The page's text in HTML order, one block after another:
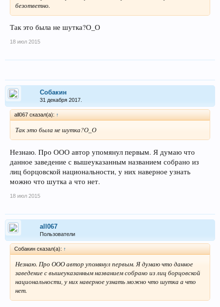
безответно.
Так это была не шутка?О_О
18 июл 2015
Собакин
31 декабря 2017.
all067 сказал(а): ↑
Так это была не шутка?О_О
Незнаю. Про ООО автор упомянул первым. Я думаю что
данное заведение с вышеуказанным названием собрано из
лиц борцовской национальности, у них наверное узнать
можно что шутка а что нет.
18 июл 2015
all067
Пользователи
Собакин сказал(а): ↑
Незнаю. Про ООО автор упомянул первым. Я думаю что данное
заведение с вышеуказанным названием собрано из лиц борцовской
национальности, у них наверное узнать можно что шутка а что
нет.